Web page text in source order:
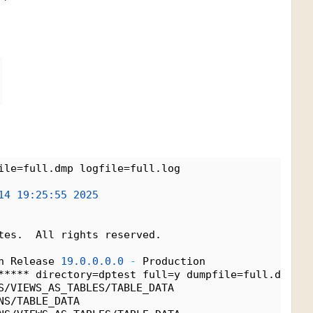
logfile=full.log
19:25:55
2025
All rights reserved.
Release 19.0.0.0.0 -
Production
******** directory=dptest full=y
TABLE_DATA
TABLE_DATA